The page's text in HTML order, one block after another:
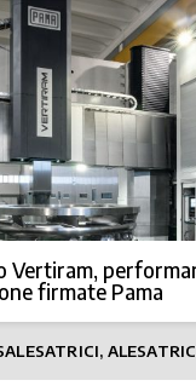
Vertiram,
firmate Pama